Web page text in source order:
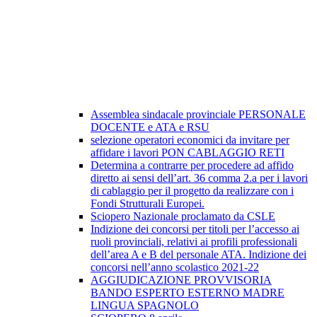
Assemblea sindacale provinciale PERSONALE
DOCENTE e ATA e RSU
selezione operatori economici da invitare per
affidare i lavori PON CABLAGGIO RETI
Determina a contrarre per procedere ad affido
diretto ai sensi dell’art. 36 comma 2.a per i lavori
di cablaggio per il progetto da realizzare con i
Fondi Strutturali Europei.
Sciopero Nazionale proclamato da CSLE
Indizione dei concorsi per titoli per l’accesso ai
ruoli provinciali, relativi ai profili professionali
dell’area A e B del personale ATA. Indizione dei
concorsi nell’anno scolastico 2021-22
AGGIUDICAZIONE PROVVISORIA
BANDO ESPERTO ESTERNO MADRE
LINGUA SPAGNOLO